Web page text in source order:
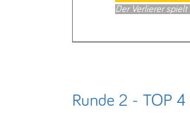
Der Verlierer spielt
Runde 2 - TOP